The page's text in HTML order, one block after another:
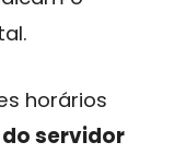
horários
servidor